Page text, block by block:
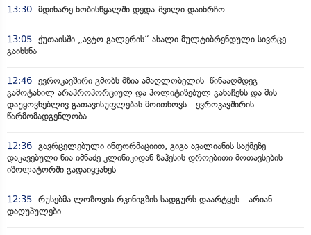
13:30 მდინარე ხობისწყალში დედა-შვილი დაიხრჩო
13:05 ქუთაისში „ავტო გალერის“ ახალი მულტიბრენდული სივრცე
გაიხსნა
12:46 ევროკავშირი გმობს მზია ამაღლობელის წინააღმდეგ
გამოტანილ არაპროპორციულ და პოლიტიზებულ განაჩენს და მის
დაუყოვნებლივ გათავისუფლებას მოითხოვს - ევროკავშირის
წარმომადგენლობა
12:36 გავრცელებული ინფორმაციით, გიგა ავალიანის საქმეზე
დაკავებული ნია იმნაძე კლინიკიდან ზაჰესის დროებითი მოთავსების
იზოლატორში გადაიყვანეს
12:35 რუსებმა ლოზოვის რკინიგზის სადგურს დაარტყეს - არიან
დაღუპულები